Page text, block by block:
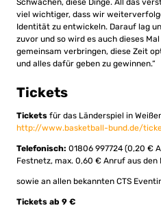
Schwächen, diese Dinge. All das
viel wichtiger, dass wir
Identität zu entwickeln. Darauf lag
zuvor und so wird es auch dieses
gemeinsam verbringen, diese Zeit
und alles dafür geben zu gewinnen.“
Tickets
Tickets für das Länderspiel in
http://www.basketball-bund.de/
Telefonisch: 01806 997724 (0,20 €
Festnetz, max. 0,60 € Anruf aus den
sowie an allen bekannten CTS
Tickets ab 9 €